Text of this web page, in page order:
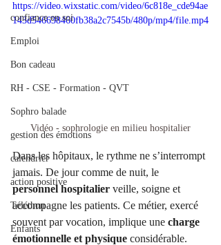
confiance en soi
Emploi
Bon cadeau
RH - CSE - Formation - QVT
Sophro balade
gestion des émotions
calendrier
action positive
Téléthon
Enfants
https://video.wixstatic.com/video/6c818e_cde94ae
143d546638460fb38a2c7545b/480p/mp4/file.mp4
Vidéo - sophrologie en milieu hospitalier
Dans les hôpitaux, le rythme ne s’interrompt
jamais. De jour comme de nuit, le
personnel hospitalier veille, soigne et
accompagne les patients. Ce métier, exercé
souvent par vocation, implique une charge
émotionnelle et physique considérable.